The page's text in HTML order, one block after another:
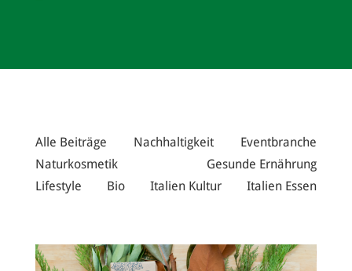
Alle Beiträge Nachhaltigkeit
Eventbranche
Naturkosmetik
Gesunde Ernährung
Lifestyle
Bio Italien Kultur Italien Essen